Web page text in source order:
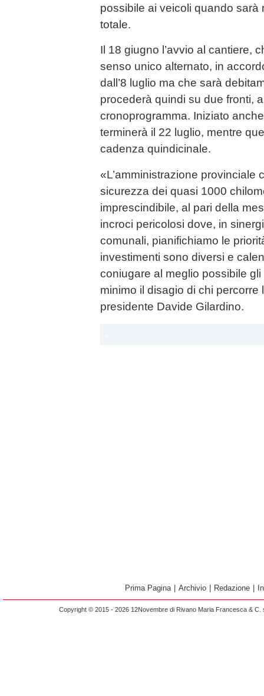
possibile ai veicoli quando sarà
totale.
Il 18 giugno l’avvio al cantiere,
senso unico alternato, in
dall’8 luglio ma che sarà
procederà quindi su due fronti,
cronoprogramma. Iniziato
terminerà il 22 luglio, mentre
cadenza quindicinale.
«L’amministrazione provinciale
sicurezza dei quasi 1000
imprescindibile, al pari della
incroci pericolosi dove, in
comunali, pianifichiamo le
investimenti sono diversi e
coniugare al meglio possibile
minimo il disagio di chi percorre
presidente Davide Gilardino.
Prima Pagina Archivio Redazione
Copyright © 2015 - 2026 12Novembre di Rivano Maria Francesca &